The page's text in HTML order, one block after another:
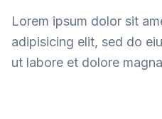
Lorem ipsum dolor sit
adipisicing elit, sed do
ut labore et dolore